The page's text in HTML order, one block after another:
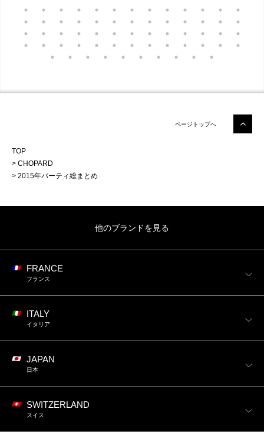
ページトップへ
TOP
CHOPARD
2015年パーティ総まとめ
他のブランドを見る
FRANCE
フランス
ITALY
イタリア
JAPAN
日本
SWITZERLAND
スイス